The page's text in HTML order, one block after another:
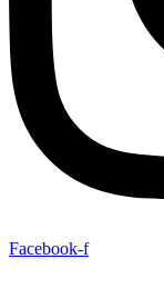
Facebook-f